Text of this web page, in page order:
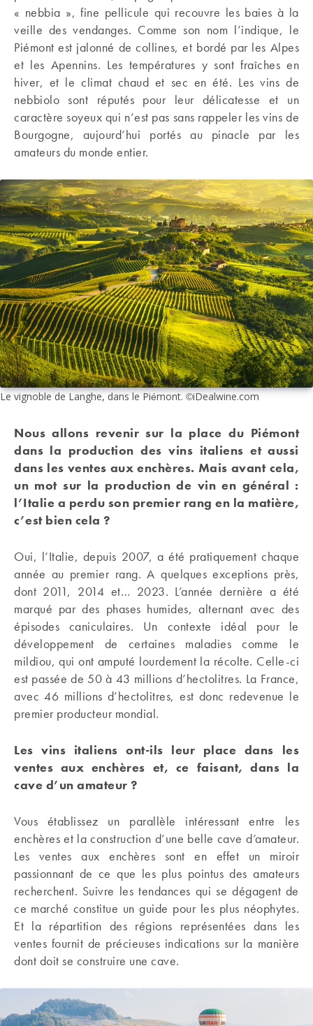
« nebbia », fine pellicule qui recouvre les baies à la
veille des vendanges. Comme son nom l’indique, le
Piémont est jalonné de collines, et bordé par les Alpes
et les Apennins. Les températures y sont fraîches en
hiver, et le climat chaud et sec en été. Les vins de
nebbiolo sont réputés pour leur délicatesse et un
caractère soyeux qui n’est pas sans rappeler les vins de
Bourgogne, aujourd’hui portés au pinacle par les
amateurs du monde entier.
Le vignoble de Langhe, dans le Piémont. ©iDealwine.com
Nous allons revenir sur la place du Piémont
dans la production des vins italiens et aussi
dans les ventes aux enchères. Mais avant cela,
un mot sur la production de vin en général :
l’Italie a perdu son premier rang en la matière,
c’est bien cela ?
Oui, l’Italie, depuis 2007, a été pratiquement chaque
année au premier rang. A quelques exceptions près,
dont 2011, 2014 et… 2023. L’année dernière a été
marqué par des phases humides, alternant avec des
épisodes caniculaires. Un contexte idéal pour le
développement de certaines maladies comme le
mildiou, qui ont amputé lourdement la récolte. Celle-ci
est passée de 50 à 43 millions d’hectolitres. La France,
avec 46 millions d’hectolitres, est donc redevenue le
premier producteur mondial.
Les vins italiens ont-ils leur place dans les
ventes aux enchères et, ce faisant, dans la
cave d’un amateur ?
Vous établissez un parallèle intéressant entre les
enchères et la construction d’une belle cave d’amateur.
Les ventes aux enchères sont en effet un miroir
passionnant de ce que les plus pointus des amateurs
recherchent. Suivre les tendances qui se dégagent de
ce marché constitue un guide pour les plus néophytes.
Et la répartition des régions représentées dans les
ventes fournit de précieuses indications sur la manière
dont doit se construire une cave.